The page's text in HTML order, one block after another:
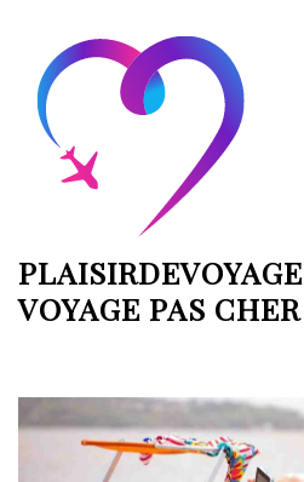
contenu
(Pressez
Entrée)
VOYAGE PAS CHER